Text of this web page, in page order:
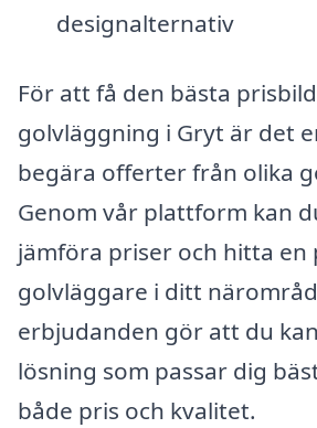
designalternativ
För att få den bästa
golvläggning i Gryt är det
begära offerter från olika
Genom vår plattform kan
jämföra priser och hitta en
golvläggare i ditt
erbjudanden gör att du
lösning som passar dig
både pris och kvalitet.